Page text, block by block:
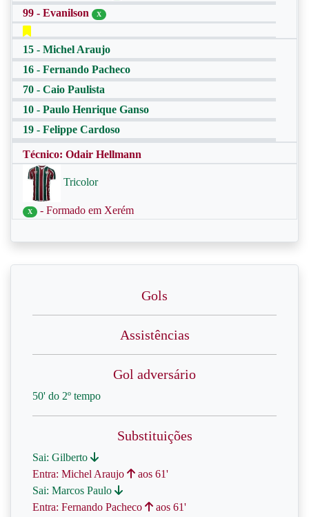
99 - Evanilson X
15 - Michel Araujo
16 - Fernando Pacheco
70 - Caio Paulista
10 - Paulo Henrique Ganso
19 - Felippe Cardoso
Técnico: Odair Hellmann
Tricolor
X - Formado em Xerém
Gols
Assistências
Gol adversário
50' do 2º tempo
Substituições
Sai: Gilberto
Entra: Michel Araujo
aos 61'
Sai: Marcos Paulo
Entra: Fernando Pacheco
aos 61'